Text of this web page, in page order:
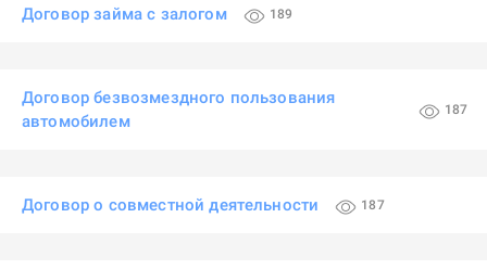
Договор займа с залогом 189
Договор безвозмездного пользования
автомобилем
187
Договор о совместной деятельности 187